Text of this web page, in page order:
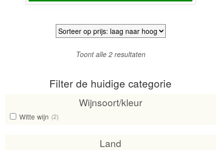
Toont alle 2 resultatenGesorteerd
laag
Filter de huidige categorie
Wijnsoort/kleur
Witte wijn (2)
Land